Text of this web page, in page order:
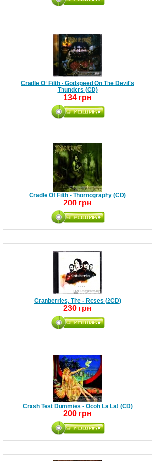
Cradle Of Filth - Godspeed On The Devil's
Thunders (CD)
134 грн
Cradle Of Filth - Thornography (CD)
200 грн
Cranberries, The - Roses (2CD)
230 грн
Crash Test Dummies - Oooh La La! (CD)
200 грн